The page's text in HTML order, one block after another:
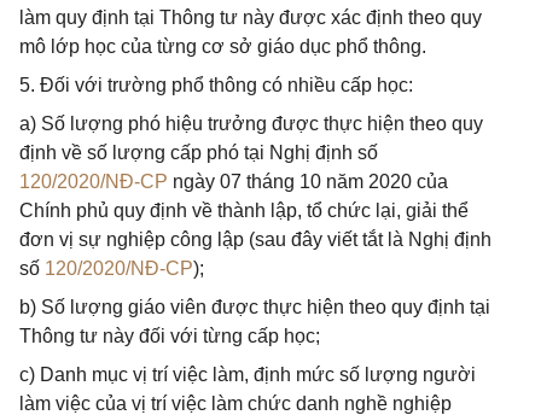
làm quy định tại Thông tư này được xác định theo quy
mô lớp học của từng cơ sở giáo dục phổ thông.
5. Đối với trường phổ thông có nhiều cấp học:
a) Số lượng phó hiệu trưởng được thực hiện theo quy
định về số lượng cấp phó tại Nghị định số
120/2020/NĐ-CP ngày 07 tháng 10 năm 2020 của
Chính phủ quy định về thành lập, tổ chức lại, giải thể
đơn vị sự nghiệp công lập (sau đây viết tắt là Nghị định
số 120/2020/NĐ-CP);
b) Số lượng giáo viên được thực hiện theo quy định tại
Thông tư này đối với từng cấp học;
c) Danh mục vị trí việc làm, định mức số lượng người
làm việc của vị trí việc làm chức danh nghề nghiệp